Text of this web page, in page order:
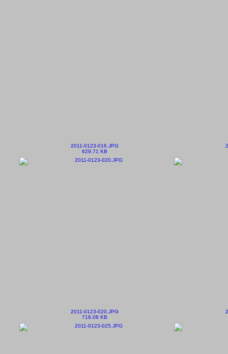
2011-0123-016.JPG
629.71 KB
2011-0123-020.JPG
716.08 KB